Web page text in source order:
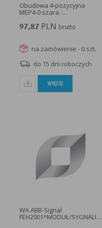
Obudowa 4-pozycyjna
MEP4-0 szara -
97,87PLN brutto
na zamówienie - 0 szt.
do 15 dni roboczych
WIĘCEJ
WA ABB-Signal
FEH2001^MODUŁ/